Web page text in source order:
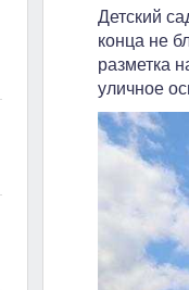
Детский
конца не
разметка
уличное